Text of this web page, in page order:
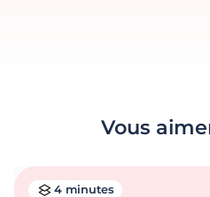
Vous
4 minutes